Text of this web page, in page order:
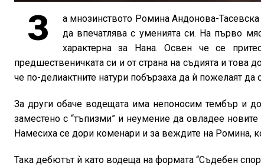
З
а мнозинството Ромина Андонова-
да впечатлява с уменията си. На първо
характерна за Нана. Освен че се
предшественичката си и от страна на съдията и това
че по-делиактните натури побързаха да ѝ пожелаят да
За други обаче водещата има непоносим тембър и
заместено с “тъпизми” и неумение да овладее
Намесиха се дори коменари и за веждите на Ромина,
Така дебютът ѝ като водеща на формата “Съдебен